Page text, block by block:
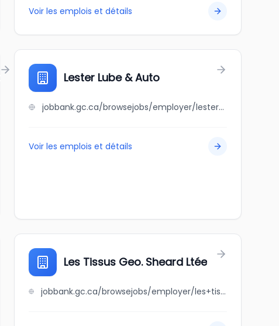
Voir les emplois et détails
Lester Lube & Auto
jobbank.gc.ca/browsejobs/employer/lester+lube+%26+auto/ca
Voir les emplois et détails
Les Tissus Geo. Sheard Ltée
jobbank.gc.ca/browsejobs/employer/les+tissus+geo.+sheard+lt%C3%A9e/ca